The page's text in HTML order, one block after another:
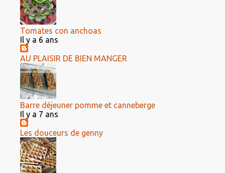
Tomates con anchoas
Il y a 6 ans
AU PLAISIR DE BIEN MANGER
Barre déjeuner pomme et canneberge
Il y a 7 ans
Les douceurs de genny